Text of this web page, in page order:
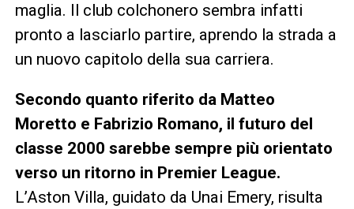
maglia. Il club colchonero sembra infatti
pronto a lasciarlo partire, aprendo la strada a
un nuovo capitolo della sua carriera.
Secondo quanto riferito da Matteo
Moretto e Fabrizio Romano, il futuro del
classe 2000 sarebbe sempre più orientato
verso un ritorno in Premier League.
L’Aston Villa, guidato da Unai Emery, risulta